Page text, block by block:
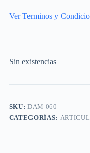
Ver Terminos y
Sin existencias
SKU:DAM 060
CATEGORÍAS: